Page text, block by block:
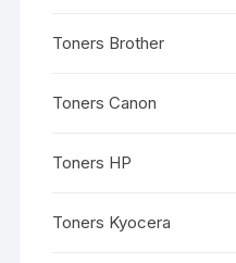
Toners Brother
Toners Canon
Toners HP
Toners Kyocera